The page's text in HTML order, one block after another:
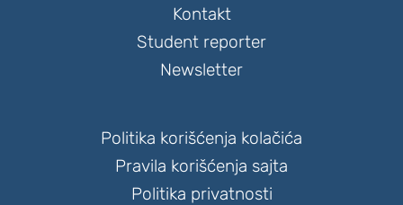
Kontakt
Student reporter
Newsletter
Politika korišćenja kolačića
Pravila korišćenja sajta
Politika privatnosti